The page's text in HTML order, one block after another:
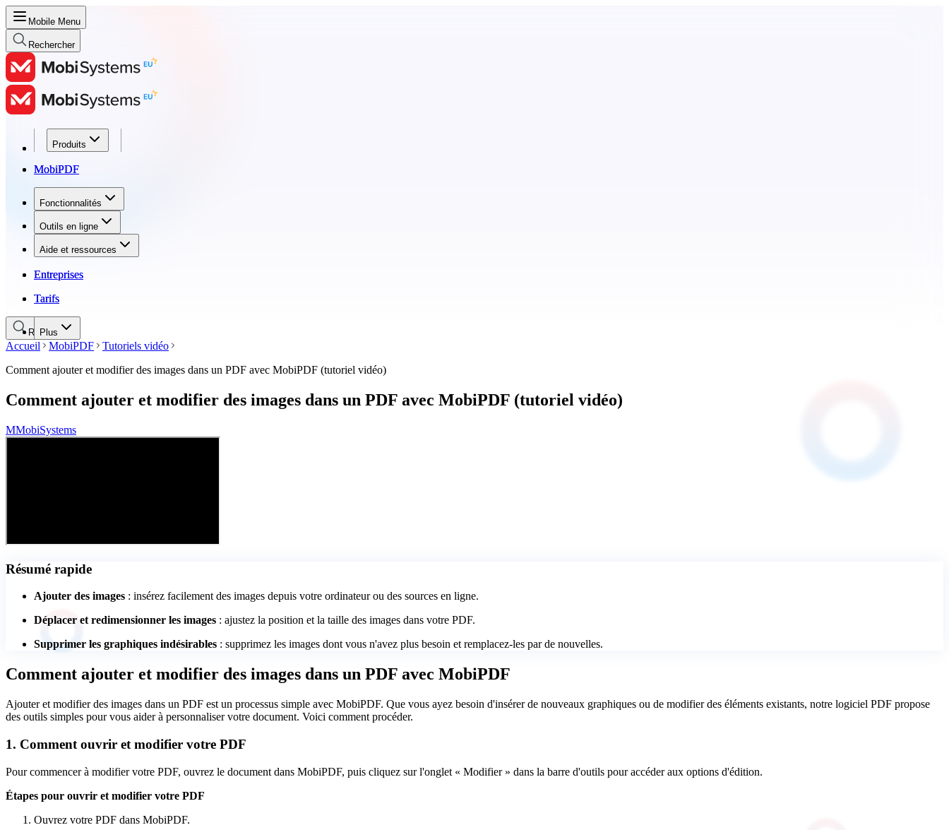
Mobile Menu
Rechercher
Produits
MobiPDF
Fonctionnalités
Outils en ligne
Aide et ressources
Entreprises
Tarifs
Plus
Produits
MobiPDF
Fonctionnalités
Outils en ligne
Aide et ressources
Entreprises
Tarifs
Rechercher
Accueil MobiPDF
Tutoriels vidéo
Comment ajouter et modifier des images dans un PDF avec MobiPDF (tutoriel vidéo)
Comment ajouter et modifier des images dans un PDF avec MobiPDF (tutoriel vidéo)
MMobiSystems
Résumé rapide
Ajouter des images : insérez facilement des images depuis votre ordinateur ou des sources en ligne.
Déplacer et redimensionner les images : ajustez la position et la taille des images dans votre PDF.
Supprimer les graphiques indésirables : supprimez les images dont vous n'avez plus besoin et remplacez-les par de nouvelles.
Comment ajouter et modifier des images dans un PDF avec MobiPDF
Ajouter et modifier des images dans un PDF est un processus simple avec MobiPDF. Que vous ayez besoin d'insérer de nouveaux graphiques ou de modifier des éléments existants, notre logiciel PDF propose
des outils simples pour vous aider à personnaliser votre document. Voici comment procéder.
1. Comment ouvrir et modifier votre PDF
Pour commencer à modifier votre PDF, ouvrez le document dans MobiPDF, puis cliquez sur l'onglet « Modifier » dans la barre d'outils pour accéder aux options d'édition.
Étapes pour ouvrir et modifier votre PDF
Ouvrez votre PDF dans MobiPDF.